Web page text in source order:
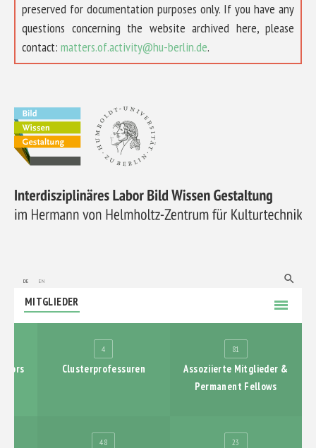
preserved for documentation purposes only. If you have any
questions concerning the website archived here, please
contact: matters.of.activity@hu-berlin.de.
de en search
MITGLIEDER
KOOPERATIONEN
PUBLIKATIONEN
menu
4
Clusterprofessuren
81
Assoziierte Mitglieder &
Permanent Fellows
48 23